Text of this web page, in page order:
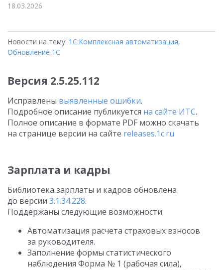
18.03.2026
Новости на тему: 1С:Комплексная автоматизация,
Обновление 1С
Версия 2.5.25.112
Исправлены выявленные ошибки.
Подробное описание публикуется на сайте ИТС.
Полное описание в формате PDF можно скачать
на странице версии на сайте releases.1c.ru
Зарплата и кадры
Библиотека зарплаты и кадров обновлена
до версии 3.1.34.228.
Поддержаны следующие возможности:
Автоматизация расчета страховых взносов
за руководителя.
Заполнение формы статистического
наблюдения Форма № 1 (рабочая сила),